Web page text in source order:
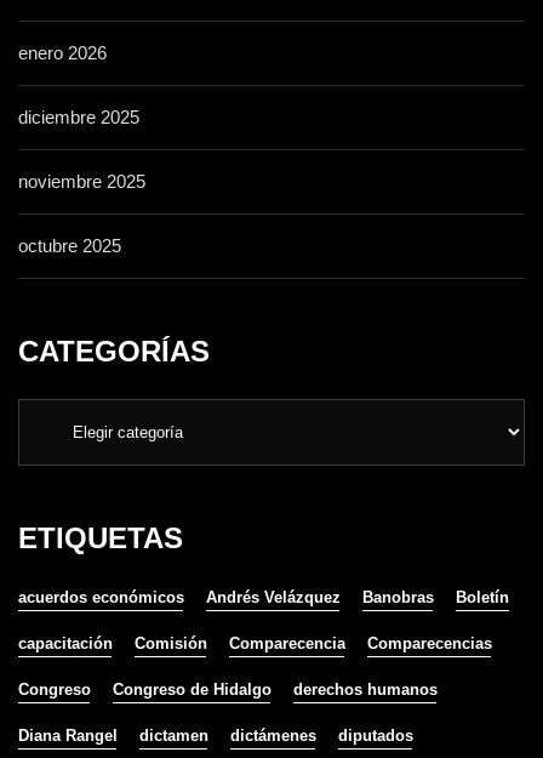
enero 2026
diciembre 2025
noviembre 2025
octubre 2025
CATEGORÍAS
ETIQUETAS
acuerdos económicos Andrés Velázquez Banobras Boletín
capacitación Comisión Comparecencia Comparecencias
Congreso Congreso de Hidalgo derechos humanos
Diana Rangel dictamen dictámenes diputados